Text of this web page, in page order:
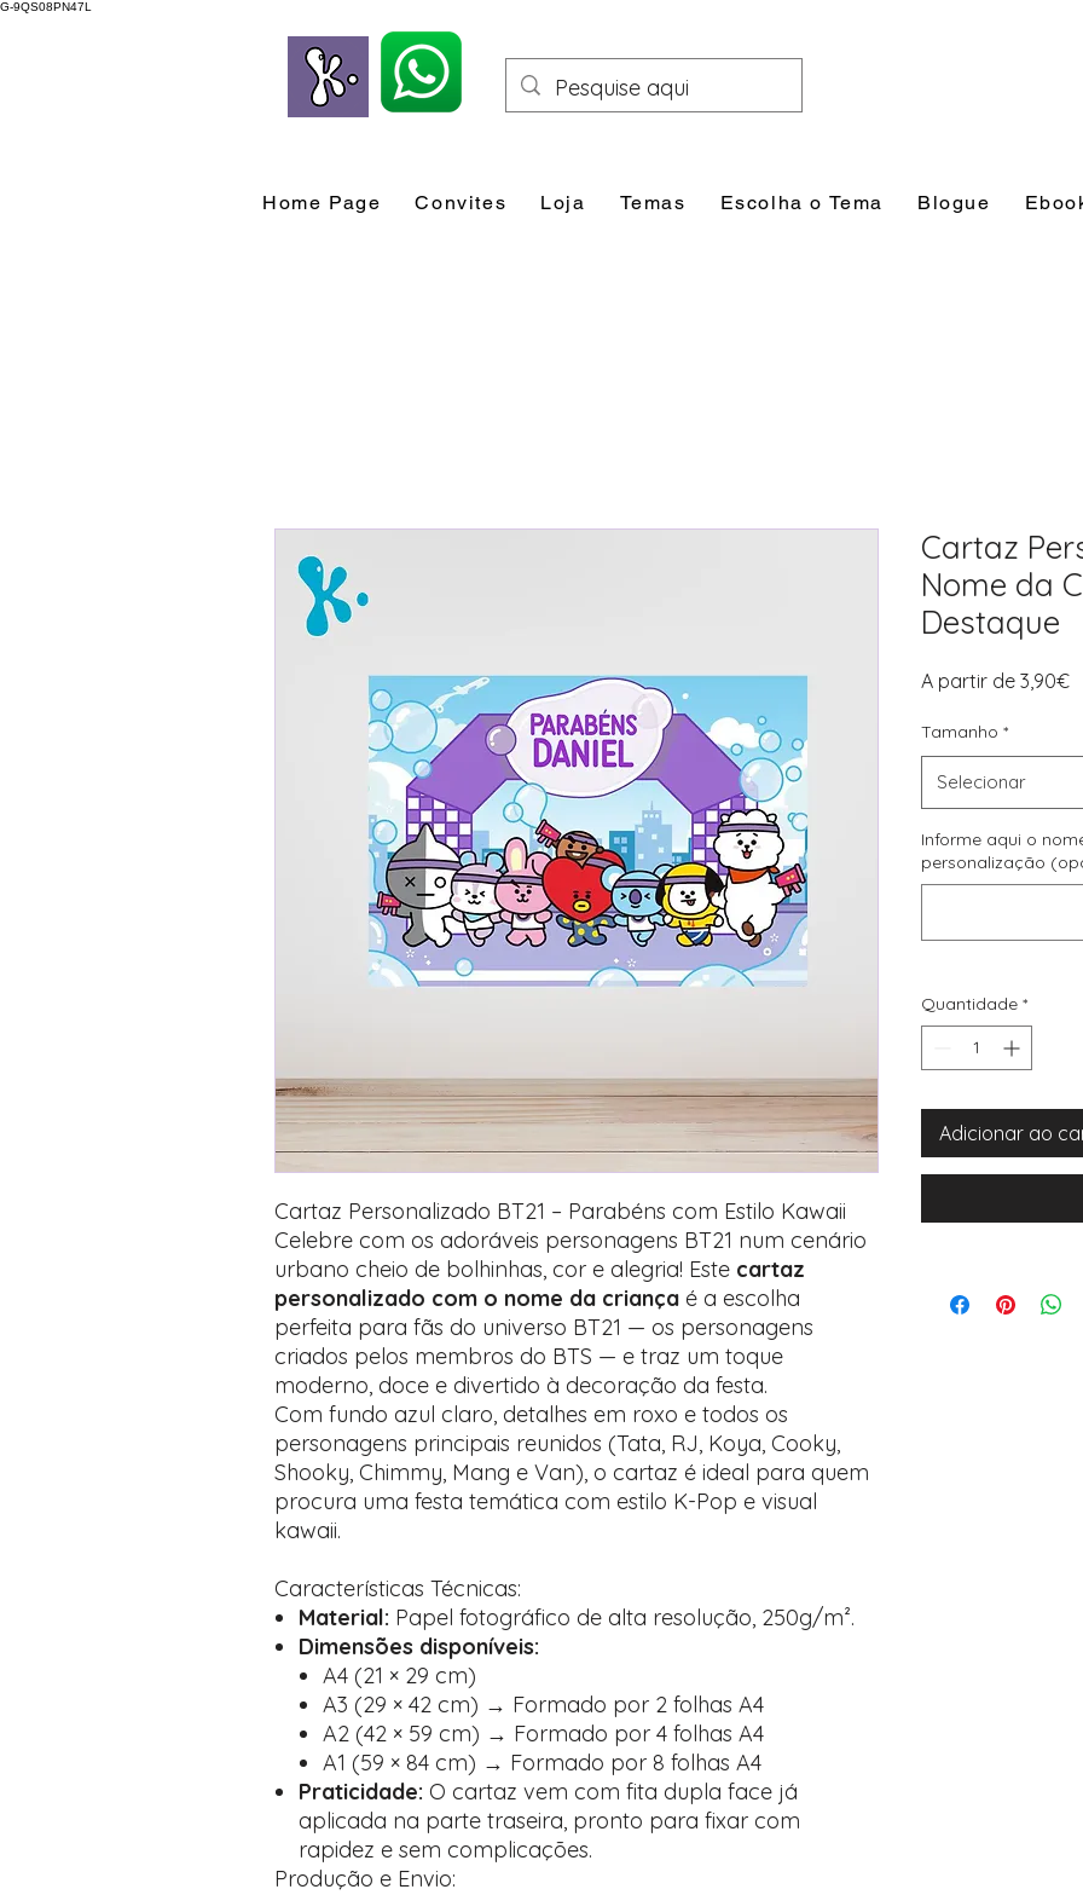
G-9QS08PN47L
Home Page Convites Loja Temas Escolha o Tema Blogue
Cartaz Personalizado BT21 – Parabéns com Estilo Kawaii
Celebre com os adoráveis personagens BT21 num cenário
urbano cheio de bolhinhas, cor e alegria! Este cartaz
personalizado com o nome da criança é a escolha
perfeita para fãs do universo BT21 — os personagens
criados pelos membros do BTS — e traz um toque
moderno, doce e divertido à decoração da festa.
Com fundo azul claro, detalhes em roxo e todos os
personagens principais reunidos (Tata, RJ, Koya, Cooky,
Shooky, Chimmy, Mang e Van), o cartaz é ideal para quem
procura uma festa temática com estilo K-Pop e visual
kawaii.
Características Técnicas:
Material: Papel fotográfico de alta resolução, 250g/m².
Dimensões disponíveis:
A4 (21 × 29 cm)
A3 (29 × 42 cm) → Formado por 2 folhas A4
A2 (42 × 59 cm) → Formado por 4 folhas A4
A1 (59 × 84 cm) → Formado por 8 folhas A4
Praticidade: O cartaz vem com fita dupla face já
aplicada na parte traseira, pronto para fixar com
rapidez e sem complicações.
Produção e Envio:
Cartaz
Nome da
Destaque
A partir de 3,90€
Tamanho *
Selecionar
Informe aqui o
personalização
Quantidade *
Adicionar ao